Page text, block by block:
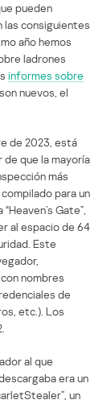
pueden
consiguientes
año hemos
ladrones
informes sobre
nuevos, el
de 2023, está
que la mayoría
más
para un
Gate”,
al espacio de 64
Este
nombres
de
etc.). Los
al que
era un
un